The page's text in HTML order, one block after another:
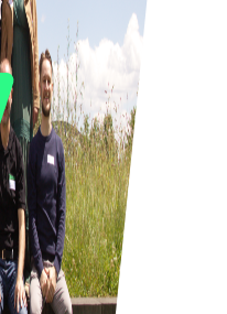
Medien im Vollbildmodus